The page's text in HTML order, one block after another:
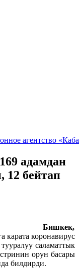
адамдан
бейтап
Бишкек,
карата коронавирус
саламаттык
орун басары
билдирди.